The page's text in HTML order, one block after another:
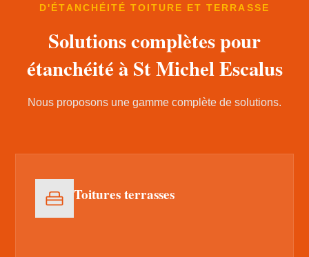
D'ÉTANCHÉITÉ TOITURE ET TERRASSE
Solutions complètes pour
étanchéité à St Michel Escalus
Nous proposons une gamme complète de solutions.
Toitures terrasses